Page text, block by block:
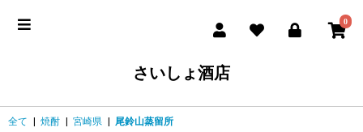
0
さいしょ酒店
全て 焼酎 宮崎県 尾鈴山蒸留所